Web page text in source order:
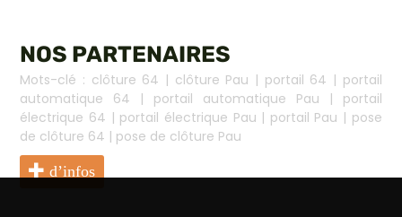
NOS PARTENAIRES
Mots-clé : clôture 64 | clôture Pau | portail 64 | portail
automatique 64 | portail automatique Pau | portail
électrique 64 | portail électrique Pau | portail Pau | pose
de clôture 64 | pose de clôture Pau
d’infos